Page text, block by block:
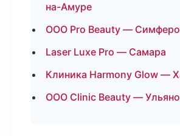
на-Амуре
ООО Pro Beauty —
Laser Luxe Pro — Самара
Клиника Harmony Glow —
ООО Clinic Beauty —